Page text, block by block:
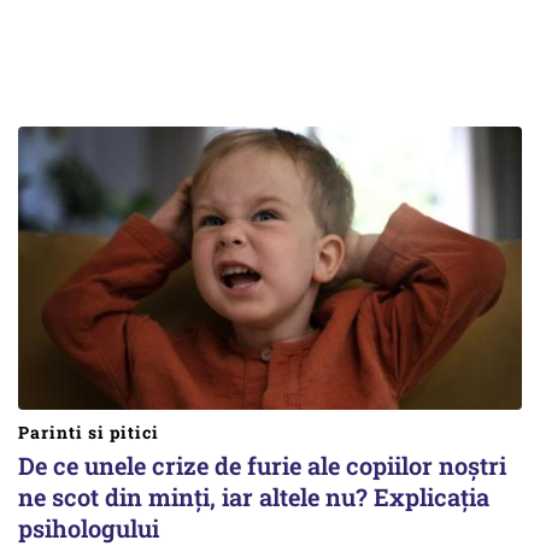
Parinti si pitici
De ce unele crize de furie ale copiilor noștri
ne scot din minți, iar altele nu? Explicația
psihologului